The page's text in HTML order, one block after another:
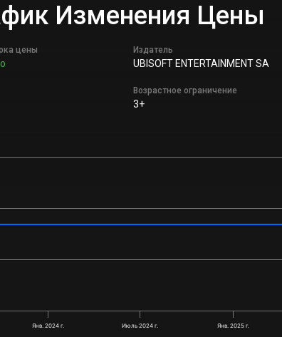
Изменения Цены
цены Издатель
UBISOFT ENTERTAINMENT SA
Возрастное ограничение
3+
Янв. 2024 г. Июль 2024 г. Янв. 2025 г.